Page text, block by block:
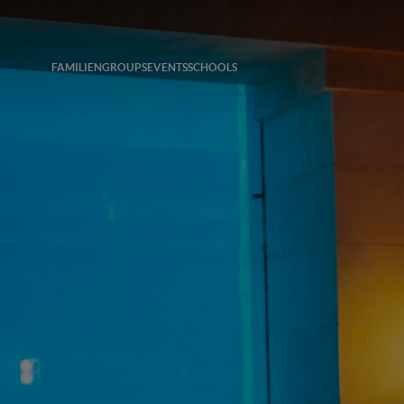
FAMILIENGROUPSEVENTSSCHOOLS